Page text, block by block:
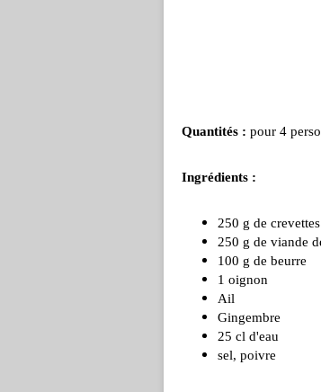
Quantités : pour 4
Ingrédients :
250 g de
250 g de viande
100 g de beurre
1 oignon
Ail
Gingembre
25 cl d'eau
sel, poivre